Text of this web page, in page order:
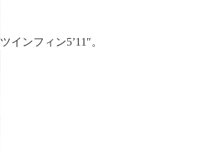
ツインフィン5’11″。